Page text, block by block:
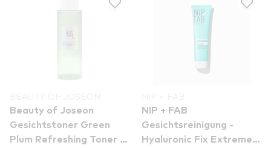
Beauty of Joseon
Gesichtstoner Green
Plum Refreshing Toner :
NIP + FAB
Gesichtsreinigung -
Hyaluronic Fix Extreme4